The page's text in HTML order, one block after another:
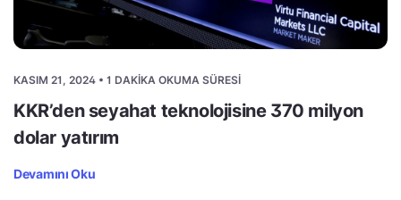
KASIM 21, 2024 • 1 DAKIKA OKUMA SÜRESI
KKR’den seyahat teknolojisine 370 milyon
dolar yatırım
Devamını Oku